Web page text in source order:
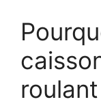
roulant